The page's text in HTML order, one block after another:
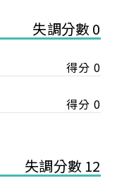
失調分數 0
得分 0
得分 0
失調分數 12
請
經本協會理事